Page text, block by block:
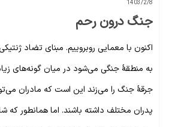
1403/2/8
جنگ درون رحم
اکنون با معمایی روبروییم. مبنای تضاد
به منطقۀ جنگی می‌شود در میان گونه‌های
جرقۀ جنگ را می‌زند این است که مادران
پدران مختلف داشته باشند. اما همانطور که